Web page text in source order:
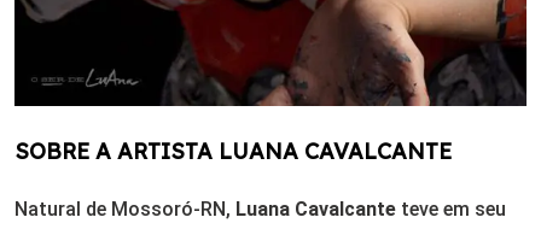
SOBRE A ARTISTA LUANA CAVALCANTE
Natural de Mossoró-RN, Luana Cavalcante teve em seu